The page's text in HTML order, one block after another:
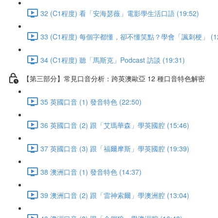
32 (C1程度) 看「安海瑟薇」電影學生活口語 (19:52)
33 (C1程度) 每個字都懂，卻不懂笑點？學會「諷刺梗」
34 (C1程度) 聽「馬斯克」Podcast 訪談 (19:31)
【第三部分】常見口音分析：跨英澳歐亞 12 種口音特色解密
35 英國口音 (1) 發音特色 (22:50)
36 英國口音 (2) 跟「艾瑪華森」學英國腔 (15:46)
37 英國口音 (3) 跟「福爾摩斯」學英國腔 (19:39)
38 澳洲口音 (1) 發音特色 (14:37)
39 澳洲口音 (2) 跟「雷神索爾」學澳洲腔 (13:04)